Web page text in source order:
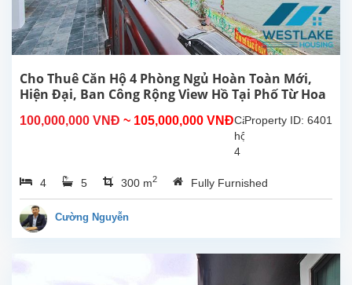
Cho Thuê Căn Hộ 4 Phòng Ngủ Hoàn Toàn Mới,
Hiện Đại, Ban Công Rộng View Hồ Tại Phố Từ Hoa
100,000,000 VNĐ ~ 105,000,000 VNĐ Property ID: 6401
Căn
hộ
4
ngủ
hoàn
4 5 300 m2 Fully Furnished
Cường Nguyễn